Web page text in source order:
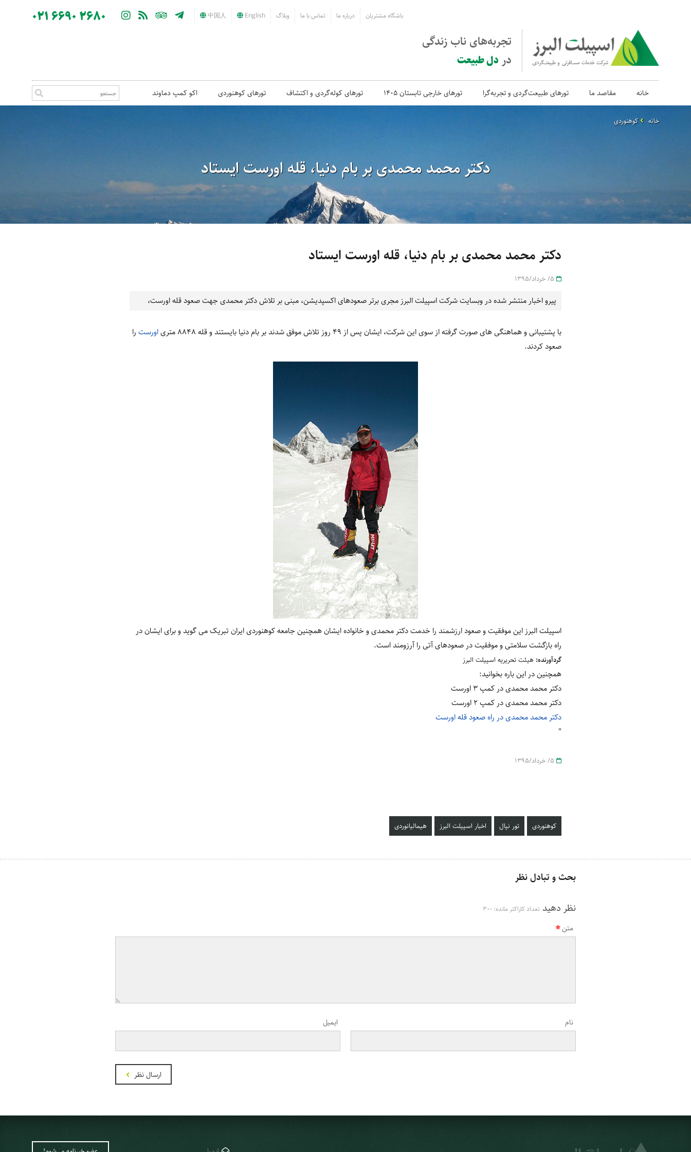
باشگاه مشتریان درباره ما تماس با ما وبلاگ English
中国人
021 6690 2680
تجربه‌های ناب زندگی
در دل طبیعت
خانه مقاصد ما تورهای طبیعت‌گردی و تجربه‌گرا تورهای خارجی تابستان 1405 تورهای کوله‌گردی و اکتشاف تورهای کوهنوردی اکو کمپ دماوند
خانه کوهنوردی
دکتر محمد محمدی بر بام دنیا، قله اورست ایستاد
دکتر محمد محمدی بر بام دنیا، قله اورست ایستاد
پیرو اخبار منتشر شده در وبسایت شرکت اسپیلت البرز مجری برتر صعودهای اکسپدیشن، مبنی بر تلاش دکتر محمدی جهت صعود قله اورست،
با پشتیبانی و هماهنگی های صورت گرفته از سوی این شرکت، ایشان پس از 49 روز تلاش موفق شدند بر بام دنیا بایستند و قله 8848 متری اورست را
صعود کردند.
اسپیلت البرز این موفقیت و صعود ارزشمند را خدمت دکتر محمدی و خانواده ایشان همچنین جامعه کوهنوردی ایران تبریک می گوید و برای ایشان در
راه بازگشت سلامتی و موفقیت در صعودهای آتی را آرزومند است.
گردآورنده: هیئت تحریریه اسپیلت البرز
همچنین در این باره بخوانید:
دکتر محمد محمدی در کمپ 3 اورست
دکتر محمد محمدی در کمپ 2 اورست
دکتر محمد محمدی در راه صعود قله اورست
"
کوهنوردی تور نپال اخبار اسپیلت البرز هیمالیانوردی
بحث و تبادل نظر
نظر دهید تعداد کاراکتر مانده: 300
متن
نام ایمیل
ارسال نظر